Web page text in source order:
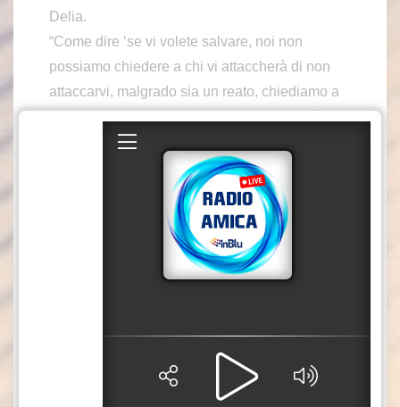
Delia.
“Come dire ‘se vi volete salvare, noi non
possiamo chiedere a chi vi attaccherà di non
attaccarvi, malgrado sia un reato, chiediamo a
solo una questione di principio, è una
questione sostanziale – prosegue -. Fino ad ora
la stessa entità che ha creato questo
cortocircuito, cioè Israele, sta commettendo un
genocidio senza che nessuno dei nostri governi
abbia ancora avuto il coraggio di porre
(Fonte video: Profilo Facebook Maria Elena